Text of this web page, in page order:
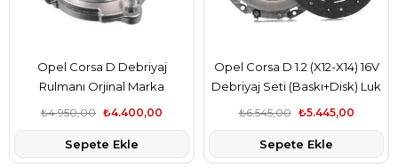
Opel Corsa D Debriyaj
Rulmanı Orjinal Marka
24422061₺4.400,00
₺4.950,00
Sepete Ekle
Opel Corsa D 1.2 (X12-X14) 16V
Debriyaj Seti (Baskı+Disk) Luk
Marka 1606237
₺5.445,00
₺6.545,00
Sepete Ekle